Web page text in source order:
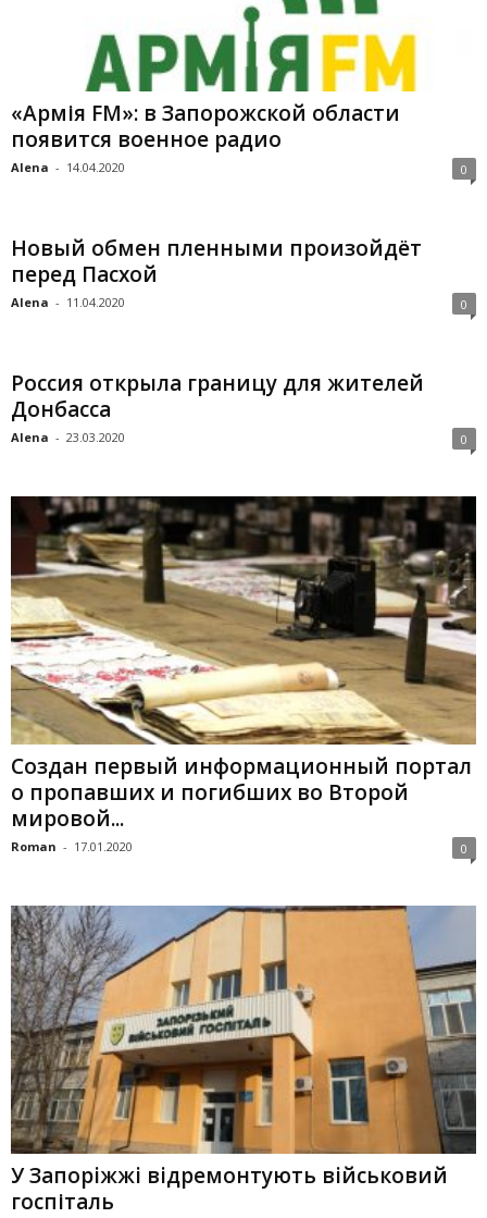
«Армія FM»: в Запорожской области
появится военное радио
Alena - 14.04.2020 0
Новый обмен пленными произойдёт
перед Пасхой
Alena - 11.04.2020 0
Россия открыла границу для жителей
Донбасса
Alena - 23.03.2020 0
Создан первый информационный портал
о пропавших и погибших во Второй
мировой...
Roman - 17.01.2020 0
У Запорiжжi вiдремонтують вiйськовий
госпіталь